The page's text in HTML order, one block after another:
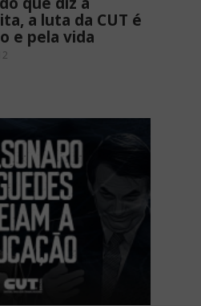
a luta da CUT é
e pela vida